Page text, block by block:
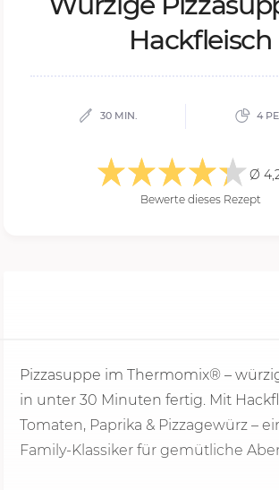
Hack­fleisch
30 MIN. 4
Ø
Bewerte dieses Rezept
Pizzasuppe im Thermomix® –
in unter 30 Minuten fertig. Mit
Tomaten, Paprika & Pizzagewürz –
Family-Klassiker für gemütliche